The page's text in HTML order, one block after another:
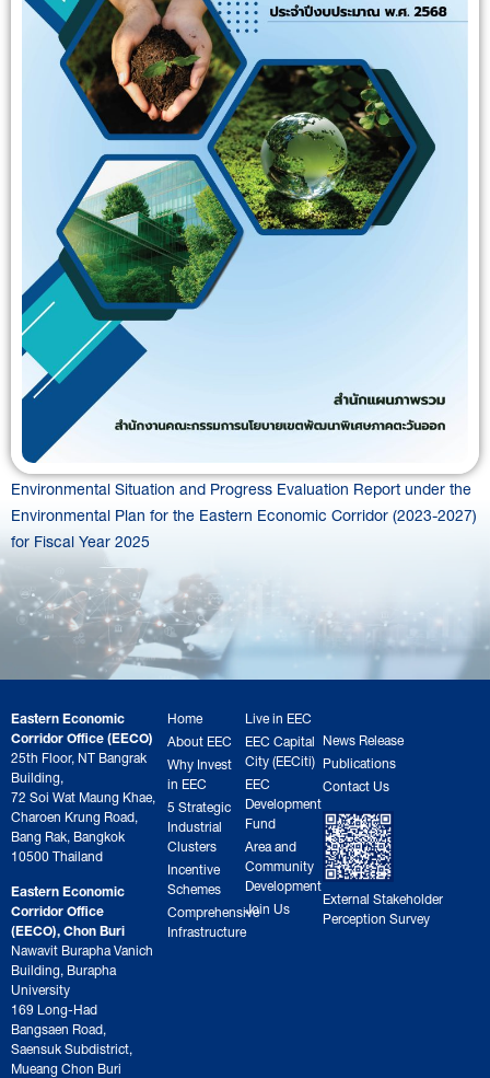
Environmental Situation and Progress Evaluation Report under the
Environmental Plan for the Eastern Economic Corridor (2023-2027)
for Fiscal Year 2025
Eastern Economic
Corridor Office (EECO)
25th Floor, NT Bangrak
Building,
72 Soi Wat Maung Khae,
Charoen Krung Road,
Bang Rak, Bangkok
10500 Thailand
Eastern Economic
Corridor Office
(EECO), Chon Buri
Nawavit Burapha Vanich
Building, Burapha
University
169 Long-Had
Bangsaen Road,
Saensuk Subdistrict,
Mueang Chon Buri
Home
About EEC
Why Invest
in EEC
5 Strategic
Industrial
Clusters
Incentive
Schemes
Comprehensive
Infrastructure
Live in EEC
EEC Capital
City (EECiti)
EEC
Development
Fund
Area and
Community
Development
Join Us
News Release
Publications
Contact Us
External Stakeholder
Perception Survey